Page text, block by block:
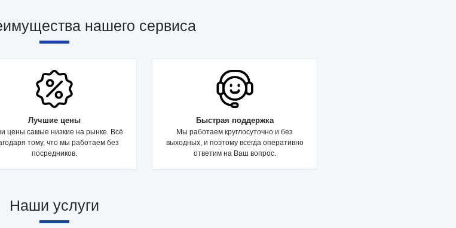
нашего сервиса
Лучшие цены
цены самые низкие на рынке. Всё
тому, что мы работаем без
посредников.
Быстрая поддержка
Мы работаем круглосуточно и без
выходных, и поэтому всегда оперативно
ответим на Ваш вопрос.
Наши услуги